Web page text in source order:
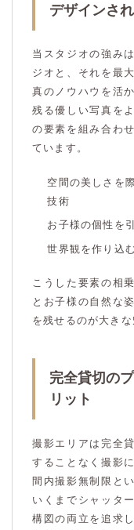
デザインさ
当スタジオの強み
ジオと、それを最
真のノウハウを活
残る優しい写真を
の要素を組み合わ
ています。
空間の美しさを
技術
お子様の個性を
世界観を作り込
こうした要素の相
とお子様の自然な
を残せるのが大きな
完全貸切の
リット
撮影エリアは完全
することなく撮影
間内撮影無制限と
いくまでシャッタ
構図の両立を追求